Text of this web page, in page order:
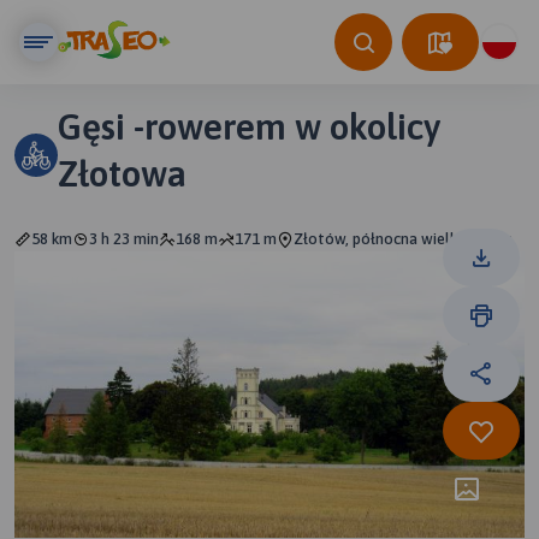
Gęsi -rowerem w okolicy
Złotowa
58 km 3 h 23 min 168 m 171 m Złotów, północna wielkopolska